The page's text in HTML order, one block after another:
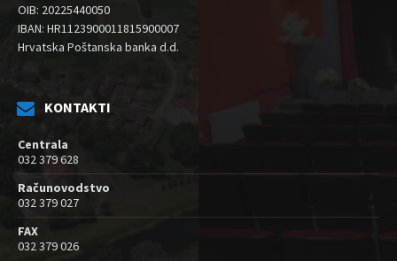
OIB: 20225440050
IBAN: HR1123900011815900007
Hrvatska Poštanska banka d.d.
KONTAKTI
Centrala
032 379 628
Računovodstvo
032 379 027
FAX
032 379 026